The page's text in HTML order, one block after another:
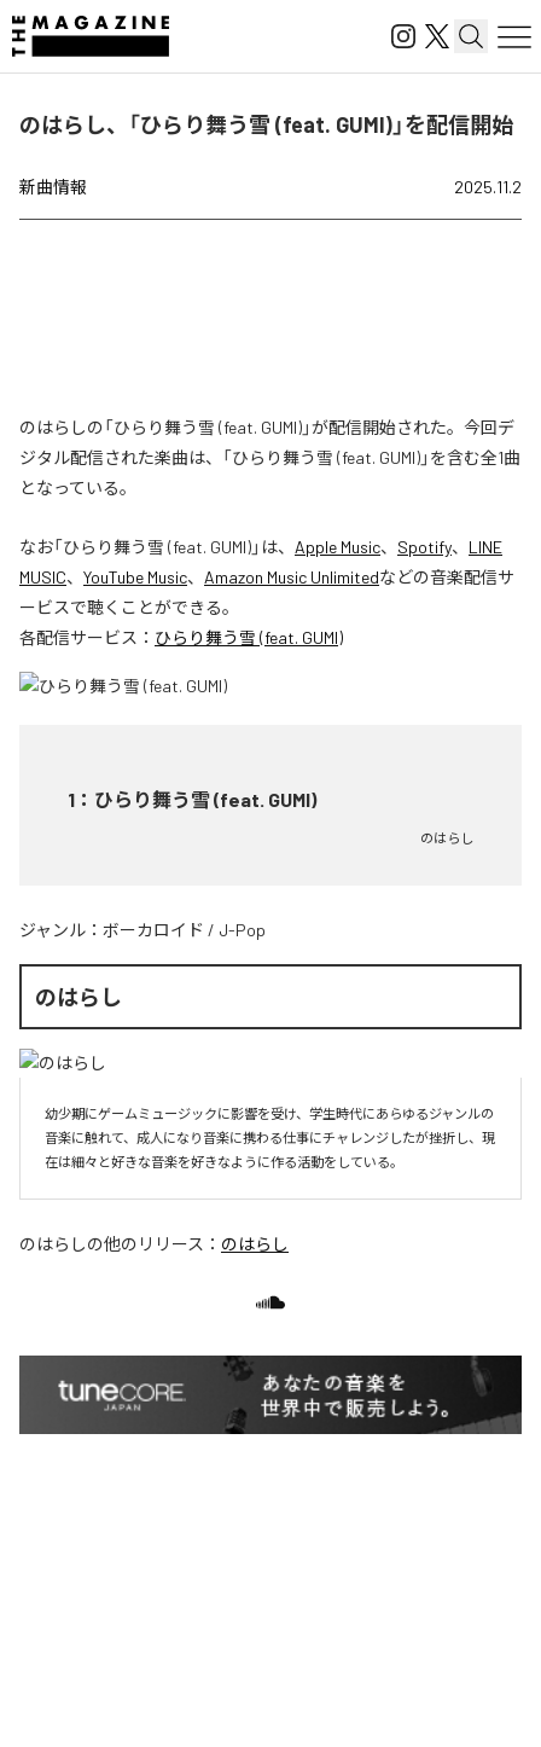
のはらし、「ひらり舞う雪 (feat. GUMI)」を配信開始
新曲情報 2025.11.2
のはらしの「ひらり舞う雪 (feat. GUMI)」が配信開始された。今回デ
ジタル配信された楽曲は、「ひらり舞う雪 (feat. GUMI)」を含む全1曲
となっている。
なお「ひらり舞う雪 (feat. GUMI)」は、 Apple Music、 Spotify、 LINE
MUSIC、 YouTube Music、 Amazon Music Unlimitedなどの音楽配信サ
ービスで聴くことができる。
各配信サービス： ひらり舞う雪 (feat. GUMI)
1 ： ひらり舞う雪 (feat. GUMI)
のはらし
ジャンル： ボーカロイド / J-Pop
のはらし
幼少期にゲームミュージックに影響を受け、学生時代にあらゆるジャンルの
音楽に触れて、成人になり音楽に携わる仕事にチャレンジしたが挫折し、現
在は細々と好きな音楽を好きなように作る活動をしている。
のはらしの他のリリース： のはらし